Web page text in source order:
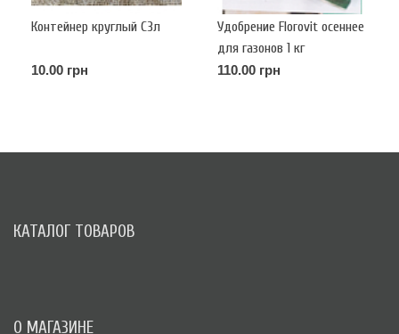
Контейнер круглый С3л
10.00 грн
Удобрение Florovit осеннее
для газонов 1 кг
110.00 грн
КАТАЛОГ ТОВАРОВ
О МАГАЗИНЕ